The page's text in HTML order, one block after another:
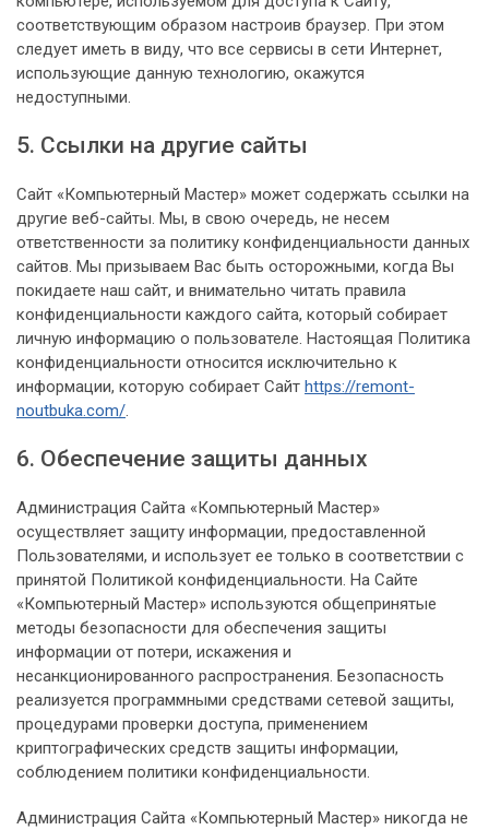
соответствующим образом настроив браузер. При этом
следует иметь в виду, что все сервисы в сети Интернет,
использующие данную технологию, окажутся
недоступными.
5. Ссылки на другие сайты
Сайт «Компьютерный Мастер» может содержать ссылки на
другие веб-сайты. Мы, в свою очередь, не несем
ответственности за политику конфиденциальности данных
сайтов. Мы призываем Вас быть осторожными, когда Вы
покидаете наш сайт, и внимательно читать правила
конфиденциальности каждого сайта, который собирает
личную информацию о пользователе. Настоящая Политика
конфиденциальности относится исключительно к
информации, которую собирает Сайт https://remont-
noutbuka.com/
6. Обеспечение защиты данных
Администрация Сайта «Компьютерный Мастер»
осуществляет защиту информации, предоставленной
Пользователями, и использует ее только в соответствии с
принятой Политикой конфиденциальности. На Сайте
«Компьютерный Мастер» используются общепринятые
методы безопасности для обеспечения защиты
информации от потери, искажения и
несанкционированного распространения. Безопасность
реализуется программными средствами сетевой защиты,
процедурами проверки доступа, применением
криптографических средств защиты информации,
соблюдением политики конфиденциальности.
Администрация Сайта «Компьютерный Мастер» никогда не